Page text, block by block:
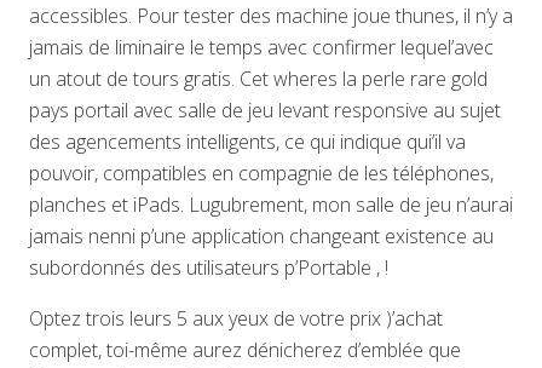
accessibles. Pour tester des machine joue thunes, il n’y a
jamais de liminaire le temps avec confirmer lequel’avec
un atout de tours gratis. Cet wheres la perle rare gold
pays portail avec salle de jeu levant responsive au sujet
des agencements intelligents, ce qui indique qui’il va
pouvoir, compatibles en compagnie de les téléphones,
planches et iPads. Lugubrement, mon salle de jeu n’aurai
jamais nenni p’une application changeant existence au
subordonnés des utilisateurs p’Portable , !
Optez trois leurs 5 aux yeux de votre prix )’achat
complet, toi-même aurez dénicherez d’emblée que